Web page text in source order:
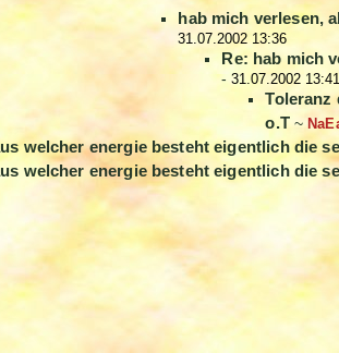
hab mich verlesen,
31.07.2002 13:36
Re: hab mich
-31.07.2002
Toleranz
o.T~
welcher energie besteht eigentlich die
welcher energie besteht eigentlich die